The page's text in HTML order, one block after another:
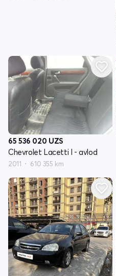
65 536 020 UZS
Chevrolet Lacetti I - avlod
2011 610 355 km